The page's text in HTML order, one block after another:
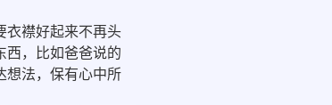
衣襟好起来不再头
西，比如爸爸说的
想法，保有心中所